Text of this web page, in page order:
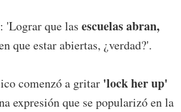
'Lograr que las escuelas abran,
que estar abiertas, ¿verdad?'.
comenzó a gritar 'lock her up'
expresión que se popularizó en la